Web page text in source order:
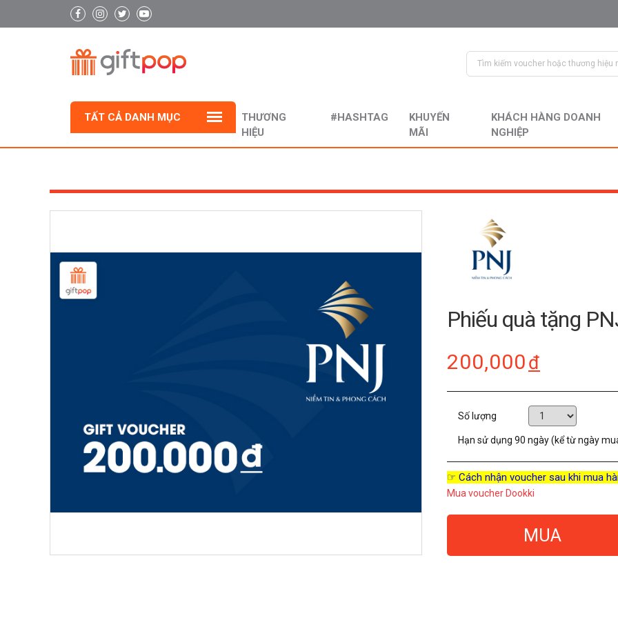
TẤT CẢ DANH MỤC
THƯƠNG
HIỆU
#HASHTAG
KHUYẾN
MÃI
KHÁCH HÀNG DOANH
NGHIỆP
Phiếu quà tặng
200,000đ
Số lượng
Hạn sử dụng 90 ngày (kể từ ngày
☞ Cách nhận voucher sau khi mua
Mua voucher Dookki
MUA